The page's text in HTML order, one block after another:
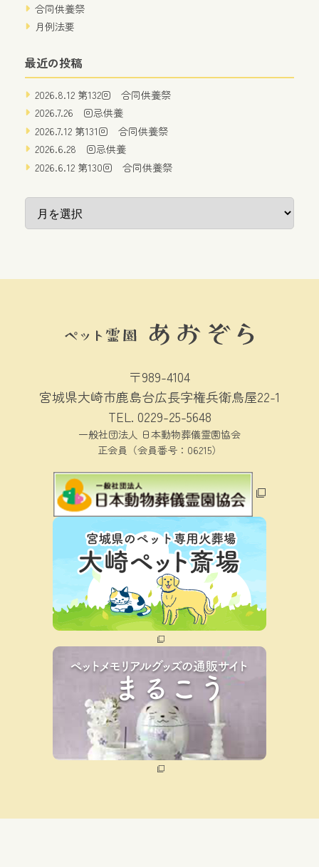
合同供養祭
月例法要
最近の投稿
2026.8.12 第132回 合同供養祭
2026.7.26 回忌供養
2026.7.12 第131回 合同供養祭
2026.6.28 回忌供養
2026.6.12 第130回 合同供養祭
〒989-4104
宮城県大崎市鹿島台広長字権兵衛鳥屋22-1
TEL. 0229-25-5648
一般社団法人 日本動物葬儀霊園協会
正会員（会員番号：06215）